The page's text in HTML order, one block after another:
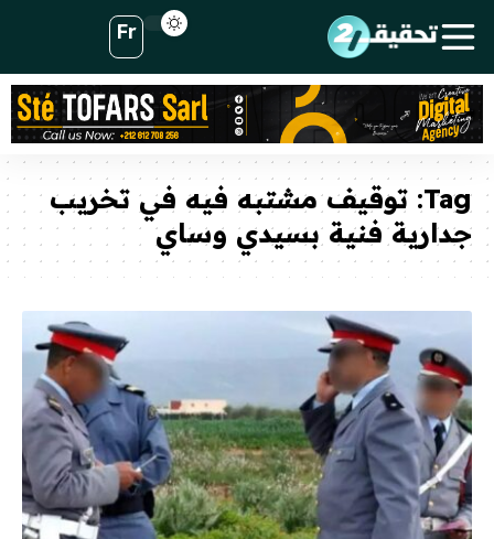
Fr
Tag: توقيف مشتبه فيه في تخريب
جدارية فنية بسيدي وساي